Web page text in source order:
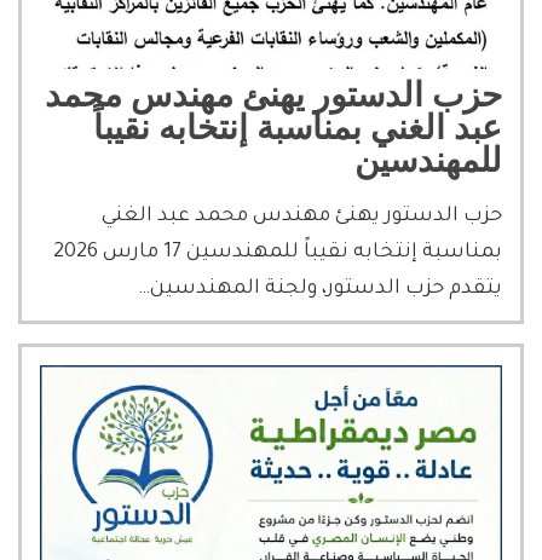
حزب الدستور يهنئ مهندس محمد
عبد الغني بمناسبة إنتخابه نقيباً
للمهندسين
حزب الدستور يهنئ مهندس محمد عبد الغني
بمناسبة إنتخابه نقيباً للمهندسين 17 مارس 2026
يتقدم حزب الدستور، ولجنة المهندسين…